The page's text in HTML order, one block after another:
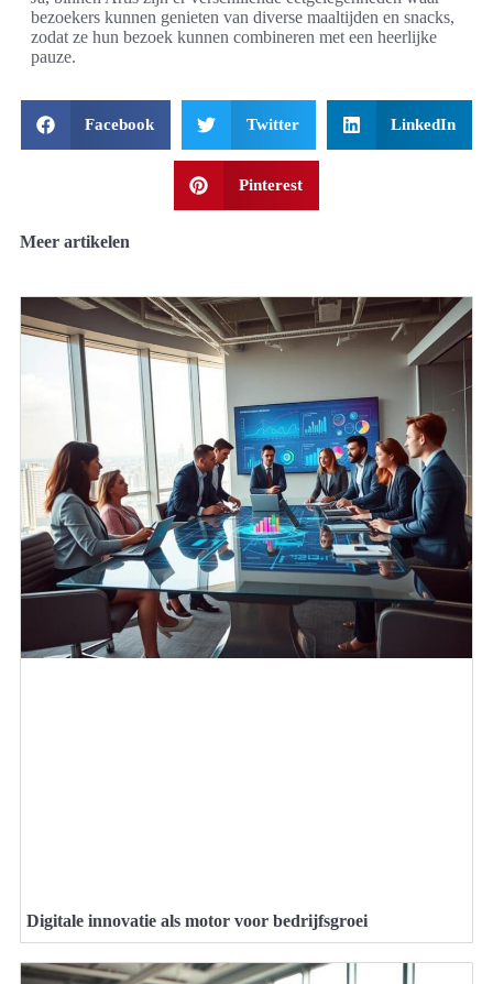
bezoekers kunnen genieten van diverse maaltijden en snacks,
zodat ze hun bezoek kunnen combineren met een heerlijke
pauze.
Facebook Twitter LinkedIn
Pinterest
Meer artikelen
Digitale innovatie als motor voor bedrijfsgroei